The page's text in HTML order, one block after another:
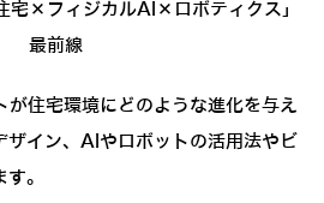
×フィジカルAI×ロボティクス」
最前線
が住宅環境にどのような進化を与え
ザイン、AIやロボットの活用法やビ
。